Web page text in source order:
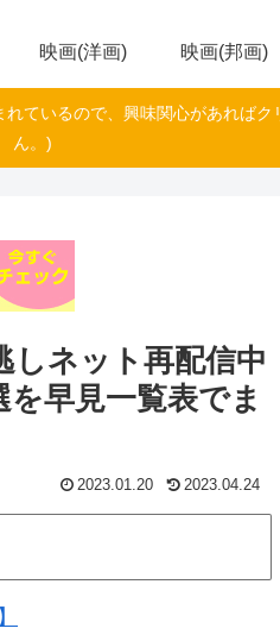
映画(洋画) 映画(邦画)
ているので、興味関心があれば
ん。)
しネット再配信中
早見一覧表でま
2023.01.20 2023.04.24